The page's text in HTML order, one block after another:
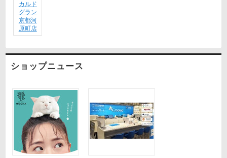
カルド
グラン
京都河
原町店
ショップニュース